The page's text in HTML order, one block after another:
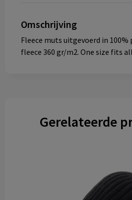
Omschrijving
Fleece muts uitgevoerd in
fleece 360 gr/m2. One size fits all
Gerelateerde